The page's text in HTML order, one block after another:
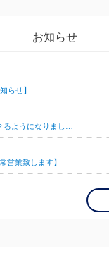
お知らせ
らせ】
るようになりまし…
営業致します】